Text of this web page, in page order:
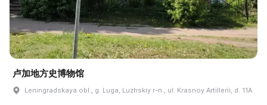
卢加地方史博物馆
Leningradskaya obl., g. Luga, Luzhskiy r-n., ul. Krasnoy Artillerii, d. 11A